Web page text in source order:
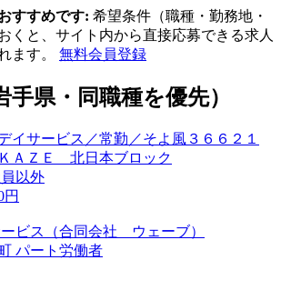
すすめです: 希望条件（職種・勤務地・
くと、サイト内から直接応募できる求人
ます。 無料会員登録
手県・同職種を優先）
サービス／常勤／そよ風３６６２１
ＡＺＥ 北日本ブロック
以外
円
ビス（合同会社 ウェーブ）
パート労働者